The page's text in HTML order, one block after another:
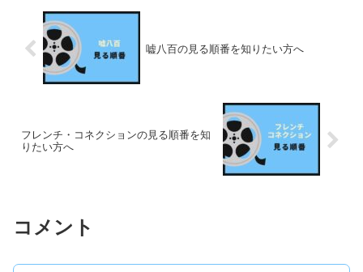
嘘八百の見る順番を知りたい方へ
フレンチ・コネクションの見る順番を知
りたい方へ
コメント